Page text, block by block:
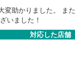
変助かりました。 ま
いました！
対応した店舗